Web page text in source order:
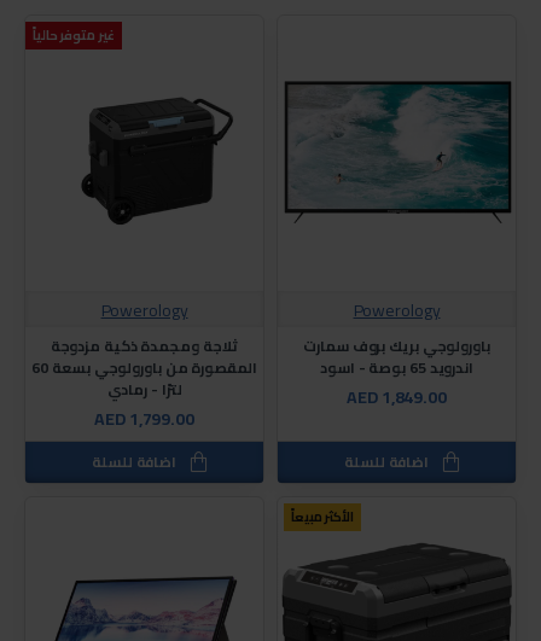
Powerology
باورولوجي بريك بروف سمارت
اندرويد 65 بوصة - اسود
AED 1,849.00
اضافة للسلة
غير متوفر حالياً
Powerology
ثلاجة ومجمدة ذكية مزدوجة
المقصورة من باورولوجي بسعة 60
لترًا - رمادي
AED 1,799.00
اضافة للسلة
الأكثر مبيعاً